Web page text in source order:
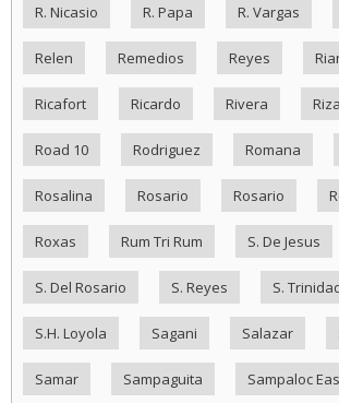
R. Nicasio R. Papa R. Vargas
Relen Remedios Reyes
Ricafort Ricardo Rivera
Road 10 Rodriguez Romana
Rosalina Rosario Rosario
Roxas Rum Tri Rum S. De Jesus
S. Del Rosario S. Reyes S.
S.H. Loyola Sagani Salazar
Samar Sampaguita Sampaloc